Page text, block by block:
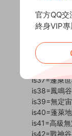
is29=覆霜城
is31=黃昏
is33=天怒神
is34=結婚
is37=蓬萊
is38=鳳鳴谷
is39=無定宙
is40=蓬萊
is41=高級
is42=戰神谷
官方QQ
終身VIP